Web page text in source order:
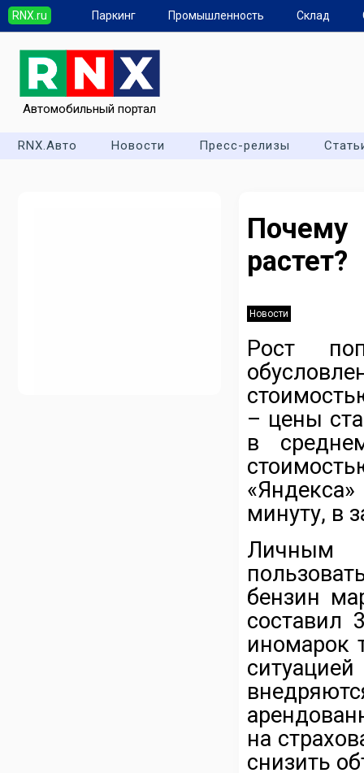
RNX.ru Паркинг Промышленность Склад
Автомобильный портал
RNX.Авто Новости Пресс-релизы
растет?
Новости
Рост
– цены
в
минуту, в
Личным
бензин
составил
иномарок
на
снизить